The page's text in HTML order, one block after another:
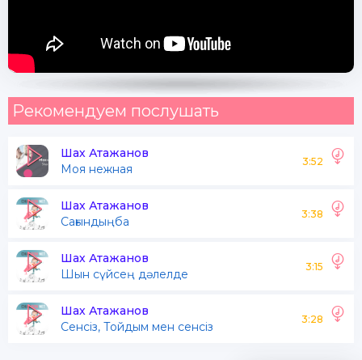
Рекомендуем послушать
Шах Атажанов
Моя нежная
3:52
Шах Атажанов
Сағындыңба
3:38
Шах Атажанов
Шын сүйсең дәлелде
3:15
Шах Атажанов
Сенсіз, Тойдым мен сенсіз
3:28